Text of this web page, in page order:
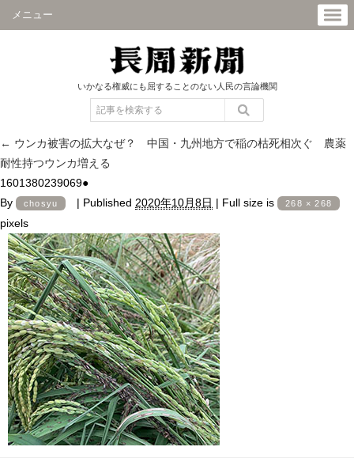
メニュー
いかなる権威にも屈することのない人民の言論機関
← ウンカ被害の拡大なぜ？ 中国・九州地方で稲の枯死相次ぐ 農薬
耐性持つウンカ増える
1601380239069●
By
chosyu | Published 2020年10月8日 | Full size is 268 × 268
pixels